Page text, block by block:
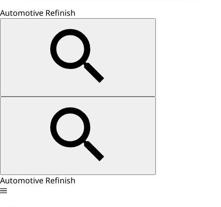
Automotive Refinish
Automotive Refinish